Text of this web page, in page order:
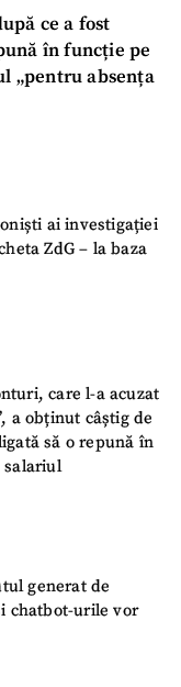
ce a fost
în funcție pe
„pentru absența
ai investigației
ZdG – la baza
care l-a acuzat
a obținut câștig de
să o repună în
salariul
generat de
chatbot-urile vor